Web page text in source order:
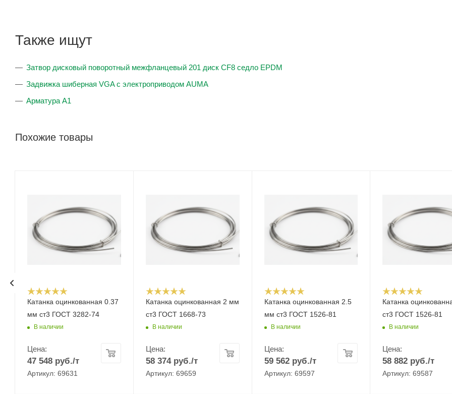
Также ищут
Затвор дисковый поворотный межфланцевый 201 диск CF8 седло EPDM
Задвижка шиберная VGA с электроприводом AUMA
Арматура А1
Похожие товары
Катанка оцинкованная 0.37
мм ст3 ГОСТ 3282-74
В наличии
Цена:
47 548 руб./т
Артикул: 69631
Катанка оцинкованная 2 мм
ст3 ГОСТ 1668-73
В наличии
Цена:
58 374руб./т
Артикул: 69659
Катанка оцинкованная 2.5
мм ст3 ГОСТ 1526-81
В наличии
Цена:
59 562руб./т
Артикул: 69597
Катанка
ст3 ГОСТ 1526-81
В наличии
Цена:
58 882 руб./т
Артикул: 69587